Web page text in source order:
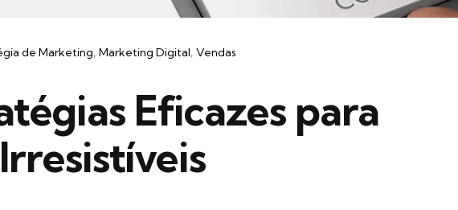
de Marketing Marketing Digital Vendas
Eficazes para